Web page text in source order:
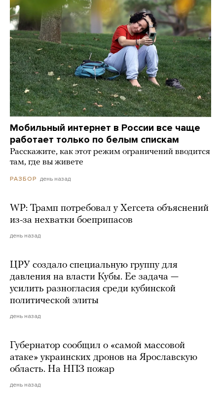
Мобильный интернет в России все чаще
работает только по белым спискам
Расскажите, как этот режим ограничений вводится
там, где вы живете
РАЗБОР день назад
WP: Трамп потребовал у Хегсета объяснений
из-за нехватки боеприпасов
день назад
ЦРУ создало специальную группу для
давления на власти Кубы. Ее задача —
усилить разногласия среди кубинской
политической элиты
день назад
Губернатор сообщил о «самой массовой
атаке» украинских дронов на Ярославскую
область. На НПЗ пожар
день назад